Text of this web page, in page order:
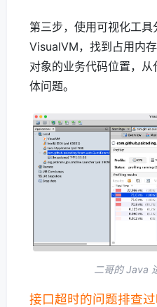
第三步，使用可视化工
VisualVM，找到占用内
对象的业务代码位置，
体问题。
二哥的 Java
接口超时的问题排查过